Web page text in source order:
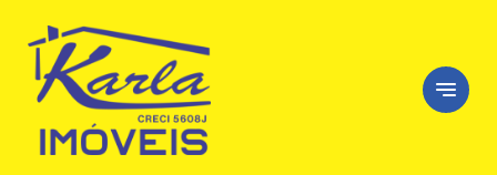
notes